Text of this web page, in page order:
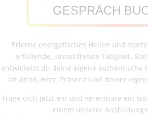
GESPRÄCH
Erlerne energetisches Heilen und
erfüllende, sinnstiftende Tätigkeit.
entwickelst du deine eigene authentische
Intuition, Herz, Präsenz und deiner
Trage dich jetzt ein und vereinbare ein
einem unserer